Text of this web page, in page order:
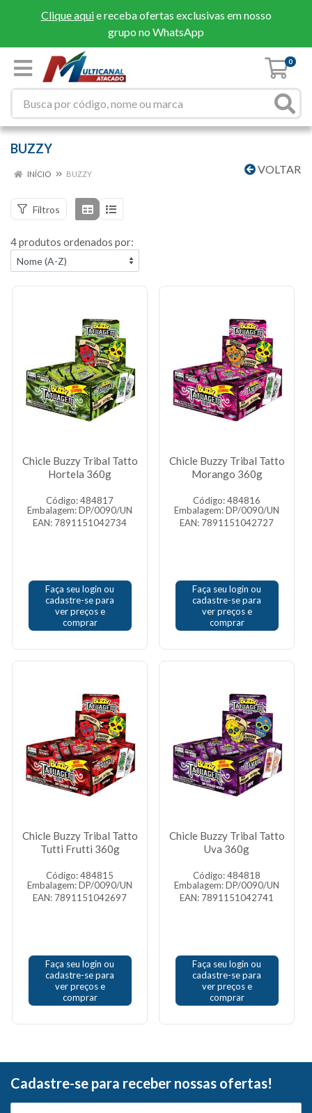
Clique aquie receba ofertas exclusivas em nosso
grupo no WhatsApp
0
BUZZY
VOLTAR
INÍCIO BUZZY
Filtros
4 produtos ordenados por:
Chicle Buzzy Tribal Tatto
Hortela 360g
Código: 484817
Embalagem: DP/0090/UN
EAN: 7891151042734
Faça seu login ou
cadastre-se para
ver preços e
comprar
Chicle Buzzy Tribal Tatto
Morango 360g
Código: 484816
Embalagem: DP/0090/UN
EAN: 7891151042727
Faça seu login ou
cadastre-se para
ver preços e
comprar
Chicle Buzzy Tribal Tatto
Tutti Frutti 360g
Código: 484815
Embalagem: DP/0090/UN
EAN: 7891151042697
Faça seu login ou
cadastre-se para
ver preços e
comprar
Chicle Buzzy Tribal Tatto
Uva 360g
Código: 484818
Embalagem: DP/0090/UN
EAN: 7891151042741
Faça seu login ou
cadastre-se para
ver preços e
comprar
Cadastre-se para receber nossas ofertas!